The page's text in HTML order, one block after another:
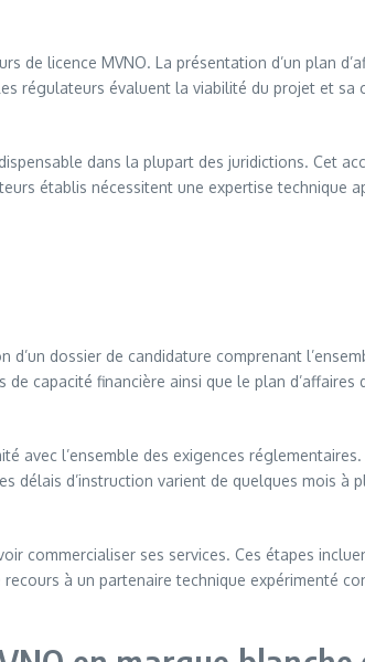
licence MVNO. La présentation d’un plan
régulateurs évaluent la viabilité du projet et sa
dans la plupart des juridictions. Cet
établis nécessitent une expertise technique
dossier de candidature comprenant
capacité financière ainsi que le plan
avec l’ensemble des exigences
d’instruction varient de quelques mois à
commercialiser ses services. Ces étapes
à un partenaire technique expérimenté